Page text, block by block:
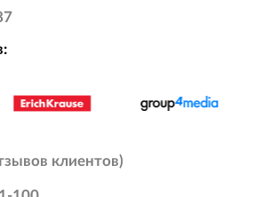
250000–500000
аналитика 50000–70000
220000–300000
клиентов)